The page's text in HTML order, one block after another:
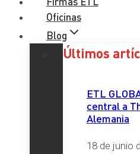
Oficinas
Blog
Últimos
ETL
central a
Alemania
18 de junio